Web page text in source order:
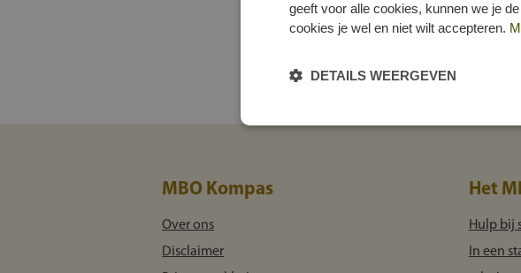
MBO Kompas
Over ons
Disclaimer
Het
Hulp bij
In een
geeft voor alle cookies, kunnen we je
cookies je wel en niet wilt accepteren.
DETAILS WEERGEVEN